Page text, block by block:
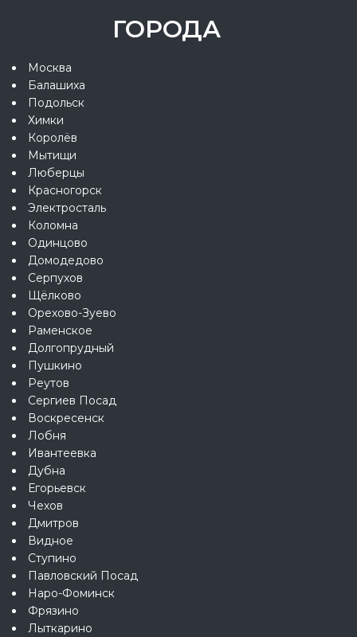
ГОРОДА
Москва
Балашиха
Подольск
Химки
Королёв
Мытищи
Люберцы
Красногорск
Электросталь
Коломна
Одинцово
Домодедово
Серпухов
Щёлково
Орехово-Зуево
Раменское
Долгопрудный
Пушкино
Реутов
Сергиев Посад
Воскресенск
Лобня
Ивантеевка
Дубна
Егорьевск
Чехов
Дмитров
Видное
Ступино
Павловский Посад
Наро-Фоминск
Фрязино
Лыткарино